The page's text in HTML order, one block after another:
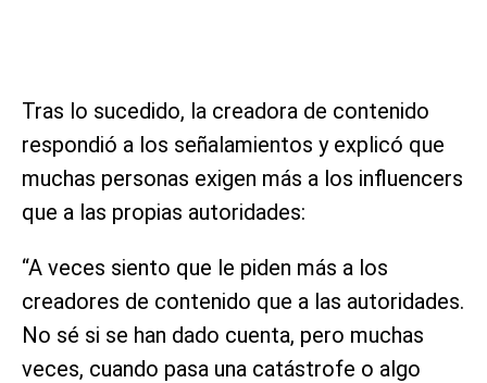
Tras lo sucedido, la creadora de contenido
respondió a los señalamientos y explicó que
muchas personas exigen más a los influencers
que a las propias autoridades:
“A veces siento que le piden más a los
creadores de contenido que a las autoridades.
No sé si se han dado cuenta, pero muchas
veces, cuando pasa una catástrofe o algo